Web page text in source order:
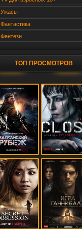
Ужасы
Фантастика
Фентези
ТОП ПРОСМОТРОВ